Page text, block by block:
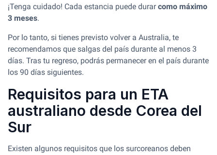
¡Tenga cuidado! Cada estancia puede durarcomo máximo
3 meses.
Por lo tanto, si tienes previsto volver a Australia, te
recomendamos que salgas del país durante al menos 3
días. Tras tu regreso, podrás permanecer en el país durante
los 90 días siguientes.
Requisitos para un ETA
australiano desde Corea del
Sur
Existen algunos requisitos que los surcoreanos deben